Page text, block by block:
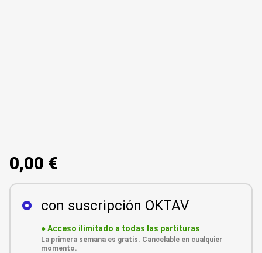
0,00 €
con suscripción OKTAV
●Acceso ilimitado a todas las partituras
La primera semana es gratis. Cancelable en cualquier
momento.